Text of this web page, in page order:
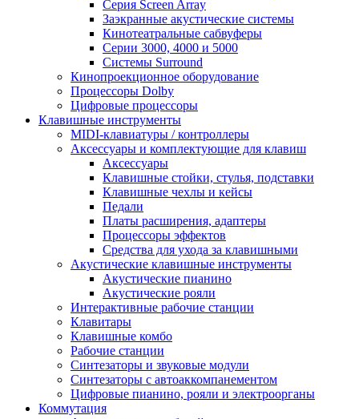
Cерия Screen Array
Заэкранные акустические системы
Кинотеатральные сабвуферы
Серии 3000, 4000 и 5000
Системы Surround
Кинопроекционное оборудование
Процессоры Dolby
Цифровые процессоры
Клавишные инструменты
MIDI-клавиатуры / контроллеры
Аксессуары и комплектующие для клавиш
Аксессуары
Клавишные стойки, стулья, подставки
Клавишные чехлы и кейсы
Педали
Платы расширения, адаптеры
Процессоры эффектов
Средства для ухода за клавишными
Акустические клавишные инструменты
Акустические пианино
Акустические рояли
Интерактивные рабочие станции
Клавитары
Клавишные комбо
Рабочие станции
Синтезаторы и звуковые модули
Синтезаторы с автоаккомпанементом
Цифровые пианино, рояли и электроорганы
Коммутация